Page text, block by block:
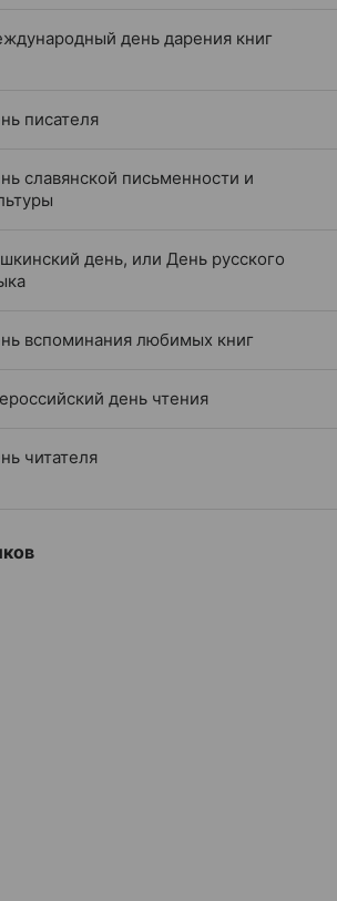
день дарения книг
писателя
славянской письменности и
день, или День русского
вспоминания любимых книг
день чтения
читателя